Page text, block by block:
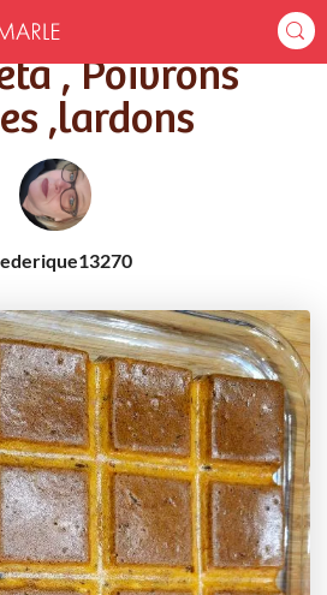
Cake Feta , Poivrons ,olives ,lardons
, Poivrons
,lardons